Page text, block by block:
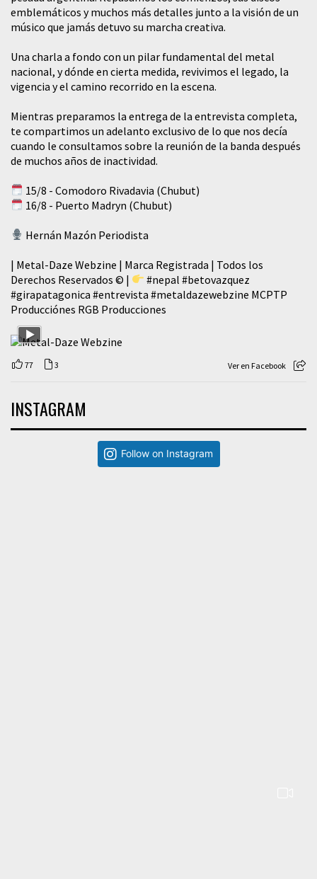
emblemáticos y muchos más detalles junto a la visión de un
músico que jamás detuvo su marcha creativa.
​Una charla a fondo con un pilar fundamental del metal
nacional, y dónde en cierta medida, revivimos el legado, la
vigencia y el camino recorrido en la escena.
Mientras preparamos la entrega de la entrevista completa,
te compartimos un adelanto exclusivo de lo que nos decía
cuando le consultamos sobre la reunión de la banda después
de muchos años de inactividad.
15/8 - Comodoro Rivadavia (Chubut)
16/8 - Puerto Madryn (Chubut)
Hernán Mazón Periodista
| Metal-Daze Webzine | Marca Registrada | Todos los
Derechos Reservados © |
#nepal #betovazquez
#girapatagonica #entrevista #metaldazewebzine MCPTP
Producciónes RGB Producciones
77 3 Ver en Facebook
INSTAGRAM
Follow on Instagram